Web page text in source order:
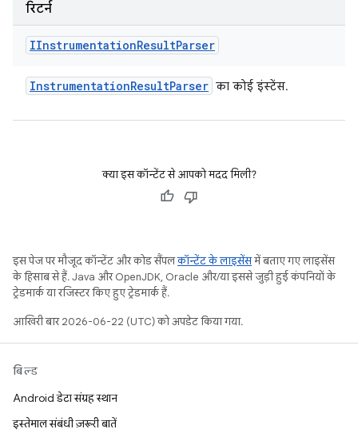
रिटर्न
IInstrumentationResultParser
InstrumentationResultParser का कोई इंस्टेंस.
क्या इस कॉन्टेंट से आपको मदद मिली?
इस पेज पर मौजूद कॉन्टेंट और कोड सैंपलकॉन्टेंट के लाइसेंसमें बताए गए लाइसेंस
के हिसाब से हैं. Java और OpenJDK, Oracle और/या इससे जुड़ी हुई कंपनियों के
ट्रेडमार्क या रजिस्टर किए हुए ट्रेडमार्क हैं.
आखिरी बार 2026-06-22 (UTC) को अपडेट किया गया.
बिल्ड
Android डेटा संग्रह स्थान
इस्तेमाल संबंधी ज़रूरी बातें